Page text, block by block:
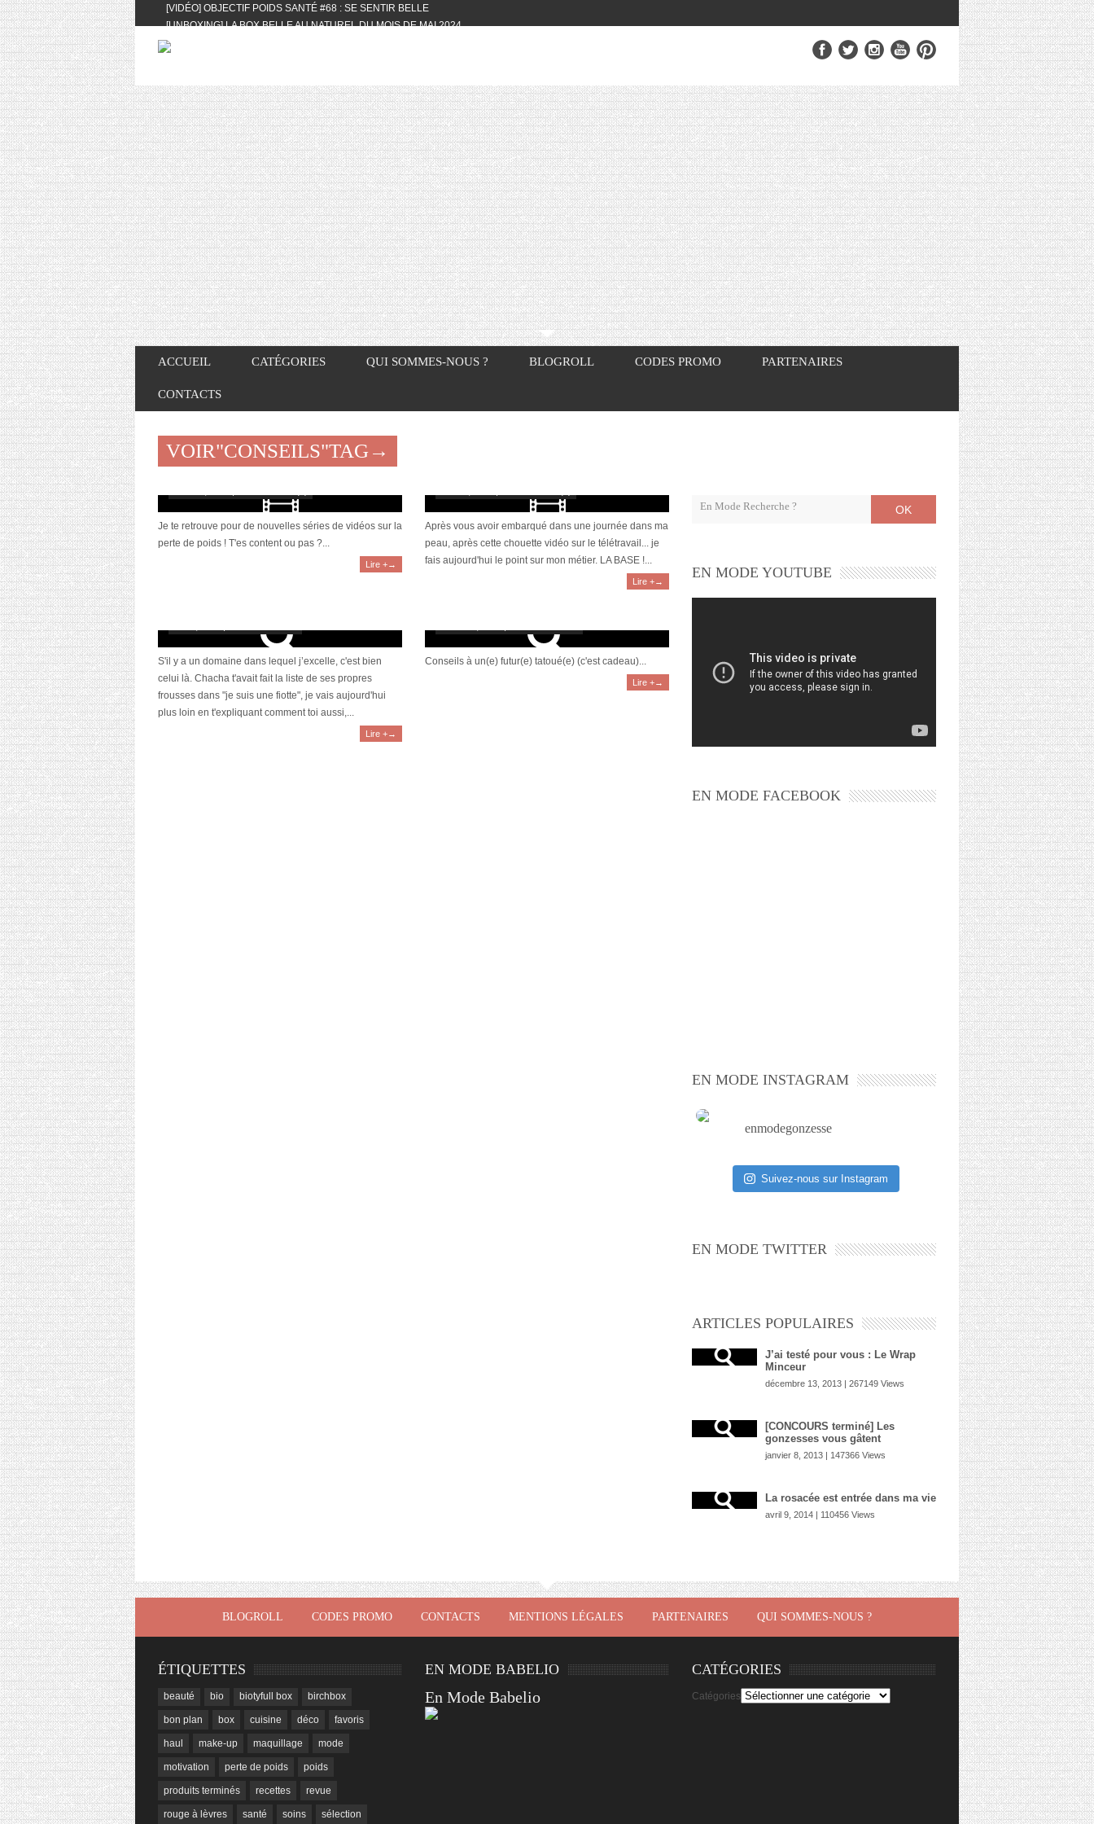
[VIDÉO] OBJECTIF POIDS SANTÉ #68 : SE SENTIR BELLE
[UNBOXING] LA BOX BELLE AU NATUREL DU MOIS DE MAI 2024
[VIDÉO] UNBOXING : LES MY LITTLE & BIOTYFULL BOX DU MOIS DE MAI 2024
[VIDÉO] QUITOQUE #10 : MEAL PREP & CONVIVIALITÉ
[VIDÉO] UNBOXING : LES MY LITTLE & BIOTYFULL BOX DU MOIS D’AVRIL
2024 FEAT. AKILA
[VIDÉO] OBJECTIF POIDS SANTÉ #67 : L’AVIS DES AUTRES, CE N’EST QUE LA
VIE DES AUTRES
[VIDÉO] UNBOXING : LES MY LITTLE & BIOTYFULL BOX DES MOIS DE
FÉVRIER ET MARS 2024 FEAT. AKILA
[VIDÉO] LA SÉLECTION DU MOIS #JANVIER2024
[VIDÉO] HELLOFRESH #34 : IDÉES RECETTES RISOTTO
ACCUEIL CATÉGORIES QUI SOMMES-NOUS ? BLOGROLL CODES PROMO PARTENAIRES
CONTACTS
VOIR"CONSEILS"TAG→
[Vidéo] Perte de poids : ce que la diététicienne
Je te retrouve pour de nouvelles séries de vidéos sur la
perte de poids ! T'es content ou pas ?...
Lire +→
Après vous avoir embarqué dans une journée dans ma
peau, après cette chouette vidéo sur le télétravail... je
fais aujourd'hui le point sur mon métier. LA BASE !...
Lire +→
S'il y a un domaine dans lequel j’excelle, c'est bien
celui là. Chacha t'avait fait la liste de ses propres
frousses dans "je suis une fiotte", je vais aujourd'hui
plus loin en t'expliquant comment toi aussi,...
Lire +→
Conseils à un(e) futur(e) tatoué(e) (c'est cadeau)...
Lire +→
OK
EN MODE YOUTUBE
EN MODE FACEBOOK
EN MODE INSTAGRAM
enmodegonzesse
Suivez-nous sur Instagram
EN MODE TWITTER
ARTICLES POPULAIRES
J’ai testé pour vous : Le Wrap
Minceur
décembre 13, 2013 | 267149 Views
[CONCOURS terminé] Les
gonzesses vous gâtent
janvier 8, 2013 | 147366 Views
La rosacée est entrée dans ma vie
avril 9, 2014 | 110456 Views
BLOGROLL CODES PROMO CONTACTS MENTIONS LÉGALES PARTENAIRES QUI SOMMES-NOUS ?
ÉTIQUETTES
beauté bio biotyfull box birchbox
bon plan box cuisine déco favoris
haul make-up maquillage mode
motivation perte de poids poids
produits terminés recettes revue
rouge à lèvres santé soins sélection
EN MODE BABELIO
En Mode Babelio
CATÉGORIES
Catégories